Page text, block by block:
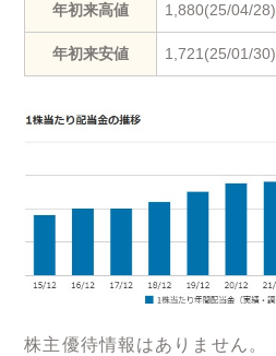
年初来高値 1,880(25/04/28)
年初来安値 1,721(25/01/30)
株主優待情報はありません。